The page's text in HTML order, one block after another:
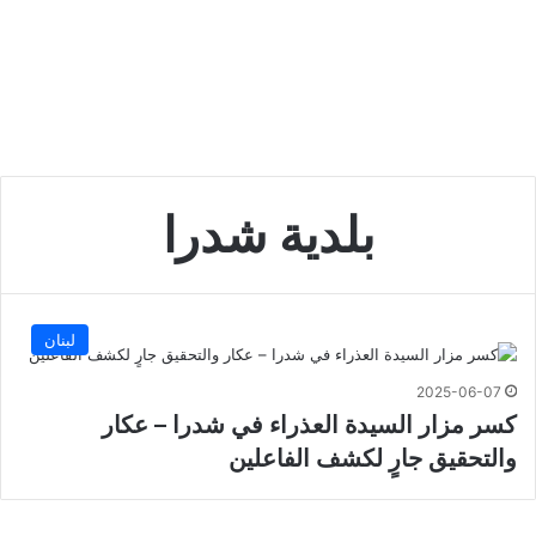
بلدية شدرا
لبنان
2025-06-07
كسر مزار السيدة العذراء في شدرا – عكار
والتحقيق جارٍ لكشف الفاعلين